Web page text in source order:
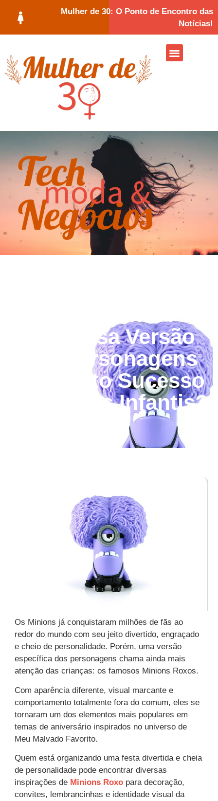
Mulher de 30: O Ponto de Encontro das
Notícias!
Tech
moda &
Negócios
Minions Roxo: Por
Que Essa Versão
dos Personagens
Faz Tanto Sucesso
em Festas Infantis?
Os Minions já conquistaram milhões de fãs ao
redor do mundo com seu jeito divertido, engraçado
e cheio de personalidade. Porém, uma versão
específica dos personagens chama ainda mais
atenção das crianças: os famosos Minions Roxos.
Com aparência diferente, visual marcante e
comportamento totalmente fora do comum, eles se
tornaram um dos elementos mais populares em
temas de aniversário inspirados no universo de
Meu Malvado Favorito.
Quem está organizando uma festa divertida e cheia
de personalidade pode encontrar diversas
inspirações de Minions Roxo para decoração,
convites, lembrancinhas e identidade visual da